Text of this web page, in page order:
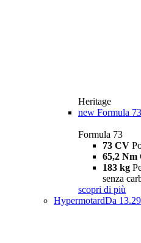
Heritage
new Formula 73
Formula 73
73 CV
65,2 Nm
183 kg
senza
scopri di più
HypermotardDa